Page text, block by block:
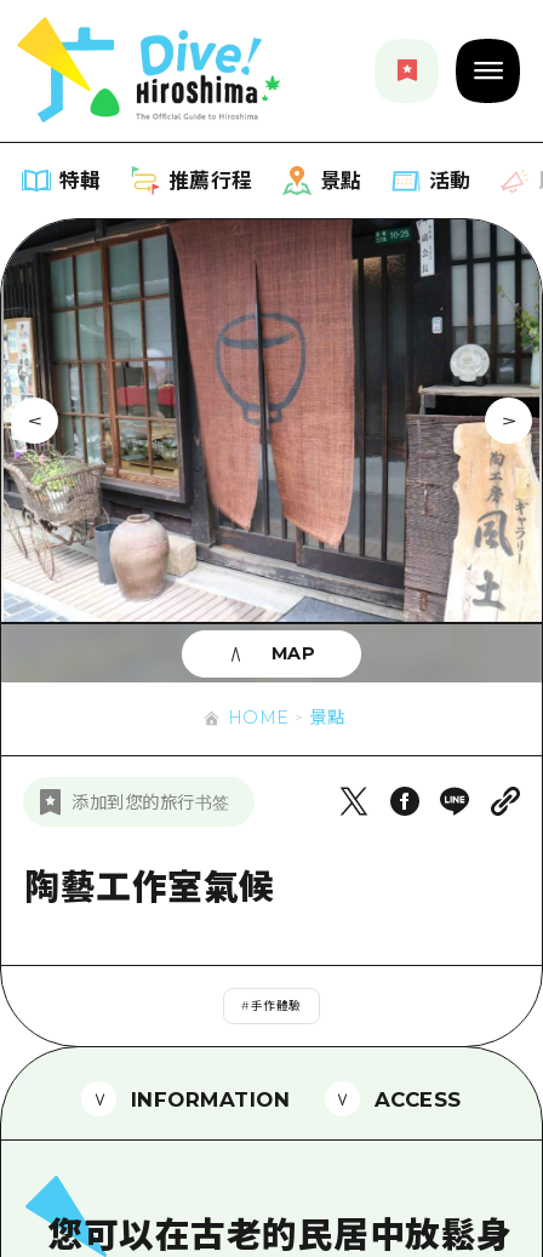
特輯 推薦行程 景點 活動
特輯
列表
推薦
藝術
活動·廟會
美食·酒水
騎自行車
購物
運動
夜晚生活
標準
治癒
推薦行程
列表
Dive! Hiroshima 官方向導
廣島隨意旅行
廣島市內
安芸
答對了
宮島周邊
短途旅行
一日遊
1晚2天
2晚3天
景點
列表
廣島市內
安芸
答對了
美北
東山口
愛媛
活動
即時訊息
有用的信息
列表
超值遊覽門票
廣島免費 Wi-Fi
常見問題
新聞
HOME 景點
添加到您的旅行书签
陶藝工作室氣候
#手作體驗
MAP
INFORMATION ACCESS
您可以在古老的民居中放鬆身